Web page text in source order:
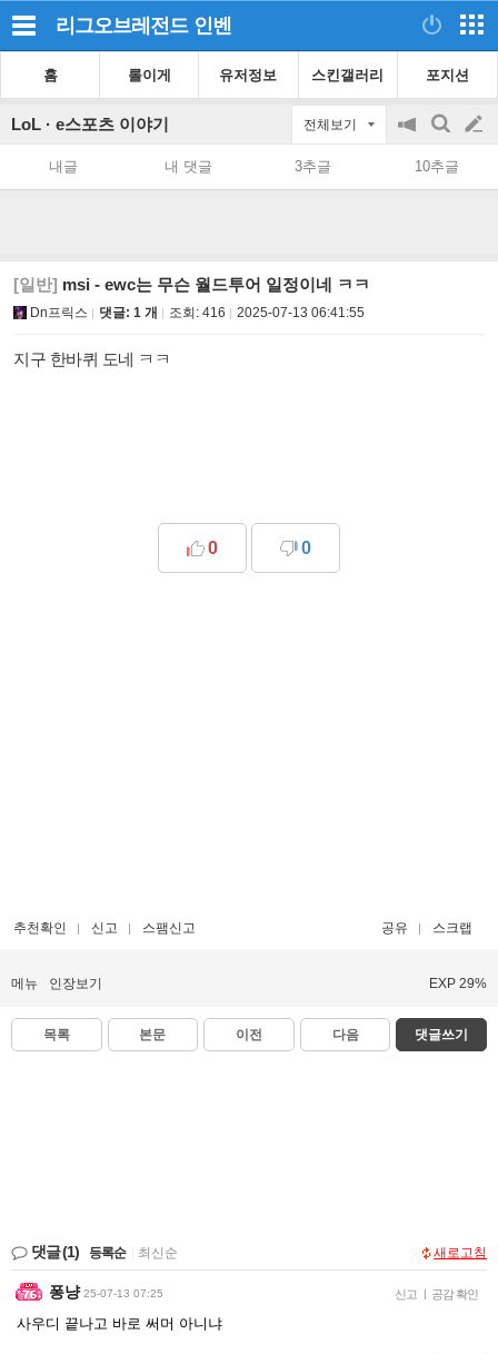
리그오브레전드 인벤
홈 롤이게 유저정보 스킨갤러리 포지션
LoL · e스포츠 이야기 전체보기
공
지
on/off
검
색
글
쓰
내글 내 댓글 3추글 10추글
[일반] msi - ewc는 무슨 월드투어 일정이네 ㅋㅋ
Dn프릭스 댓글: 1 개 조회: 416 2025-07-13 06:41:55
지구 한바퀴 도네 ㅋㅋ
0 0
추천확인 신고 스팸신고 공유 스크랩
메뉴 인장보기 EXP 29%
목록 본문 이전 다음 댓글쓰기
댓글(1) 등록순 최신순 새로고침
퐁냥 25-07-13 07:25 신고 | 공감 확인
사우디 끝나고 바로 써머 아니냐